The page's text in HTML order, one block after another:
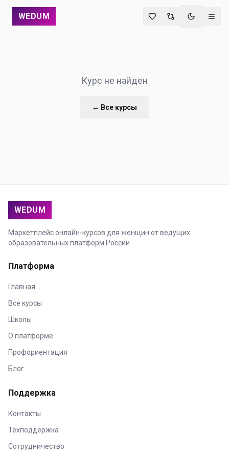
WEDUM
Курс не найден
← Все курсы
WEDUM
Маркетплейс онлайн-курсов для женщин от ведущих
образовательных платформ России
Платформа
Главная
Все курсы
Школы
О платформе
Профориентация
Блог
Поддержка
Контакты
Техподдержка
Сотрудничество